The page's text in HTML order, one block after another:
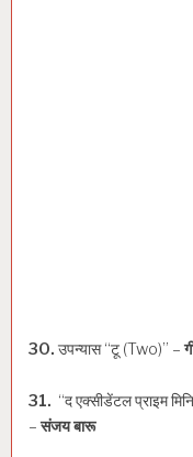
30. उपन्यास “टू (Two)” –
31. “द एक्सीडेंटल प्राइम
–संजय बारू